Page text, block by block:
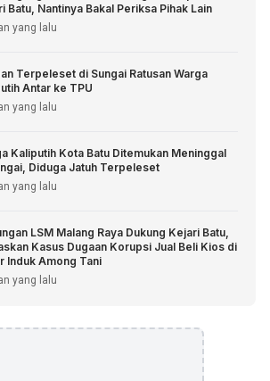
Batu, Nantinya Bakal Periksa Pihak Lain
yang lalu
Terpeleset di Sungai Ratusan Warga
Antar ke TPU
yang lalu
Kaliputih Kota Batu Ditemukan Meninggal
Diduga Jatuh Terpeleset
yang lalu
LSM Malang Raya Dukung Kejari Batu,
Kasus Dugaan Korupsi Jual Beli Kios di
Induk Among Tani
yang lalu